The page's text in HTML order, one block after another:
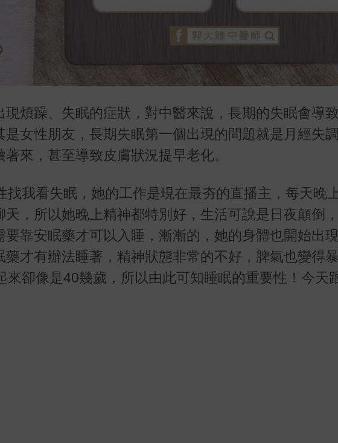
煩躁、失眠的症狀，對中醫來說，長期的失眠會導
是女性朋友，長期失眠第一個出現的問題就是月經失
來，甚至導致皮膚狀況提早老化。
找我看失眠，她的工作是現在最夯的直播主，每天晚
，所以她晚上精神都特別好，生活可說是日夜顛倒
靠安眠藥才可以入睡，漸漸的，她的身體也開始出
才有辦法睡著，精神狀態非常的不好，脾氣也變得
來卻像是40幾歲，所以由此可知睡眠的重要性！今天